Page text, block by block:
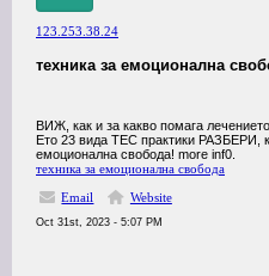
123.253.38.24
техника за емоционална
ВИЖ, как и за какво помага
Ето 23 вида ТЕС практики РАЗБЕРИ,
емоционална свобода! more inf0.
техника за емоционална свобода
Email
Website
Oct 31st, 2023 - 5:07 PM